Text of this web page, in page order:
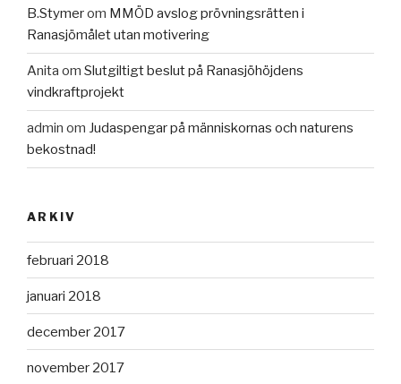
B.Stymerom MMÖD avslog prövningsrätten i
Ranasjömålet utan motivering
Anita om Slutgiltigt beslut på Ranasjöhöjdens
vindkraftprojekt
admin om Judaspengar på människornas och naturens
bekostnad!
ARKIV
februari 2018
januari 2018
december 2017
november 2017